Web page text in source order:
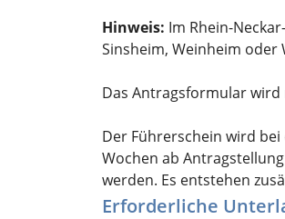
Hinweis: Im Rhein-
Sinsheim, Weinheim oder
Das Antragsformular
Der Führerschein wird
Wochen ab
werden. Es entstehen
Erforderliche